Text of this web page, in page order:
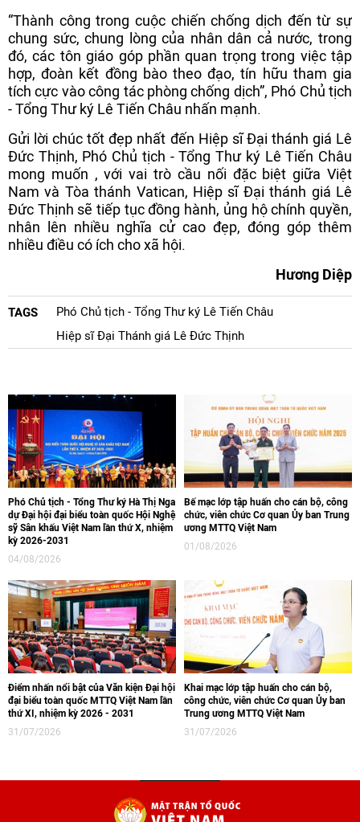
“Thành công trong cuộc chiến chống dịch đến từ sự
chung sức, chung lòng của nhân dân cả nước, trong
đó, các tôn giáo góp phần quan trọng trong việc tập
hợp, đoàn kết đồng bào theo đạo, tín hữu tham gia
tích cực vào công tác phòng chống dịch”, Phó Chủ tịch
- Tổng Thư ký Lê Tiến Châu nhấn mạnh.
Gửi lời chúc tốt đẹp nhất đến Hiệp sĩ Đại thánh giá Lê
Đức Thịnh, Phó Chủ tịch - Tổng Thư ký Lê Tiến Châu
mong muốn , với vai trò cầu nối đặc biệt giữa Việt
Nam và Tòa thánh Vatican, Hiệp sĩ Đại thánh giá Lê
Đức Thịnh sẽ tiếp tục đồng hành, ủng hộ chính quyền,
nhân lên nhiều nghĩa cử cao đẹp, đóng góp thêm
nhiều điều có ích cho xã hội.
Hương Diệp
TAGS
Phó Chủ tịch - Tổng Thư ký Lê Tiến Châu
Hiệp sĩ Đại Thánh giá Lê Đức Thịnh
Phó Chủ tịch - Tổng Thư ký Hà Thị Nga
dự Đại hội đại biểu toàn quốc Hội Nghệ
sỹ Sân khấu Việt Nam lần thứ X, nhiệm
kỳ 2026-2031
04/08/2026
Bế mạc lớp tập huấn cho cán bộ, công
chức, viên chức Cơ quan Ủy ban Trung
ương MTTQ Việt Nam
01/08/2026
Điểm nhấn nổi bật của Văn kiện Đại hội
đại biểu toàn quốc MTTQ Việt Nam lần
thứ XI, nhiệm kỳ 2026 - 2031
31/07/2026
Khai mạc lớp tập huấn cho cán bộ,
công chức, viên chức Cơ quan Ủy ban
Trung ương MTTQ Việt Nam
31/07/2026